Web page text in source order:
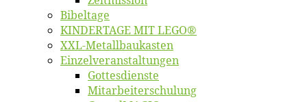
Bi­bel­ta­ge
KINDERTAGE MIT LEGO®
XXL-Me­­tal­l­­bau­­kas­­ten
Einzelver­an­stal­tungen
Got­tes­diens­te
Mitarbeiter­schulung